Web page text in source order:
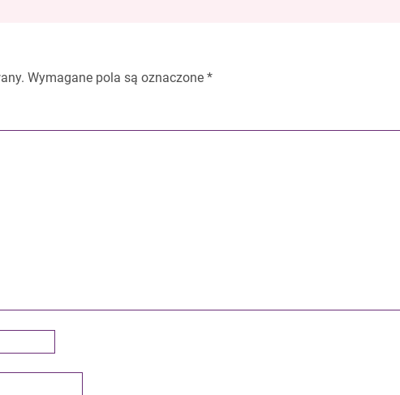
Wymagane pola są oznaczone *